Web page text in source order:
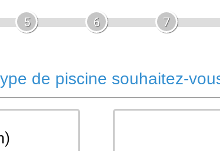
5 6 7
de piscine souhaitez-